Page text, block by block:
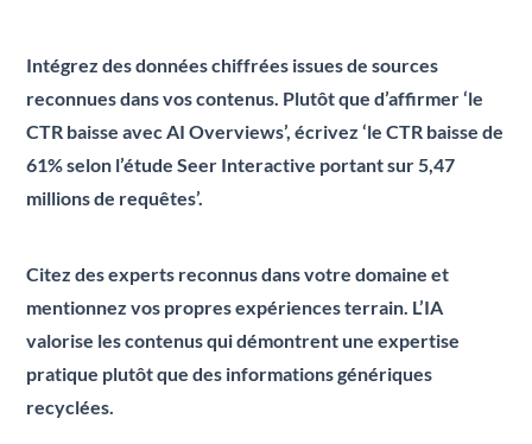
Intégrez des données chiffrées issues de sources
reconnues dans vos contenus. Plutôt que d’affirmer ‘le
CTR baisse avec AI Overviews’, écrivez ‘le CTR baisse de
61% selon l’étude Seer Interactive portant sur 5,47
millions de requêtes’.
Citez des experts reconnus dans votre domaine et
mentionnez vos propres expériences terrain. L’IA
valorise les contenus qui démontrent une expertise
pratique plutôt que des informations génériques
recyclées.